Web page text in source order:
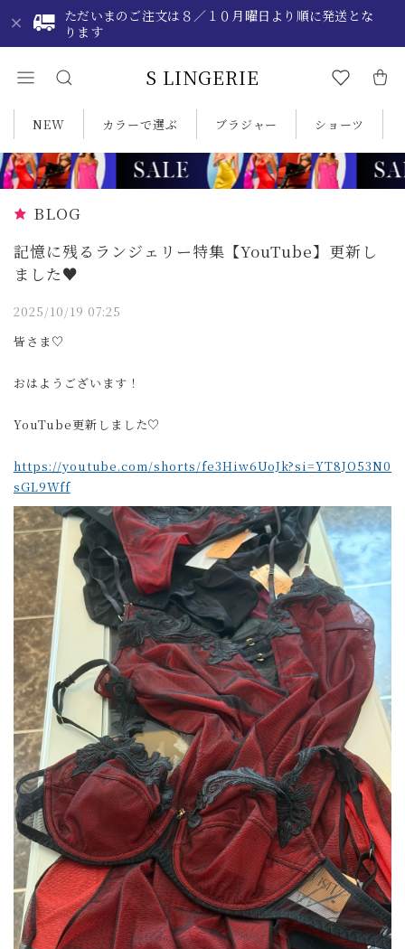
ただいまのご注文は８／１０月曜日より順に発送とな
ります
S LINGERIE
NEW カラーで選ぶ ブラジャー ショーツ
BLOG
記憶に残るランジェリー特集【YouTube】更新し
ました♥️
2025/10/19 07:25
皆さま♡
おはようございます！
YouTube更新しました♡
https://youtube.com/shorts/fe3Hiw6UoJk?si=YT8JO53N0
sGL9Wff